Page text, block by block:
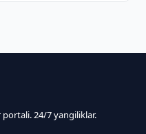
24/7 yangiliklar.